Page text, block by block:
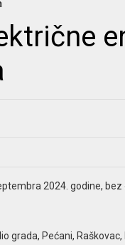
2024. godine,
grada, Pećani, Raškovac,